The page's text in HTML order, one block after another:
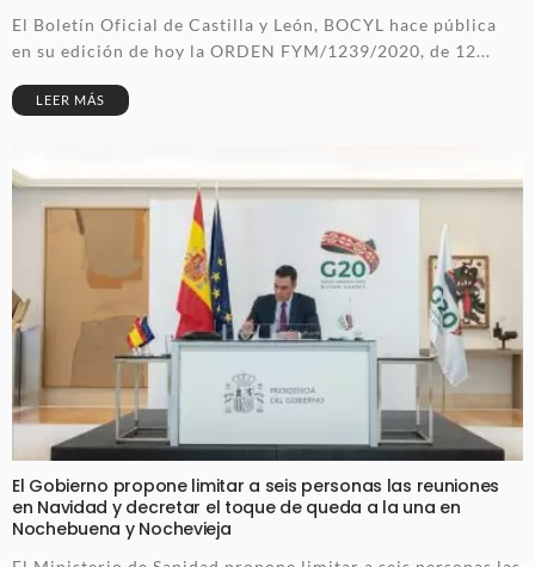
El Boletín Oficial de Castilla y León, BOCYL hace pública
en su edición de hoy la ORDEN FYM/1239/2020, de 12...
LEER MÁS
El Gobierno propone limitar a seis personas las reuniones
en Navidad y decretar el toque de queda a la una en
Nochebuena y Nochevieja